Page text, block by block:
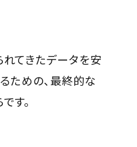
てきたデータを安
ための、最終的な
す。